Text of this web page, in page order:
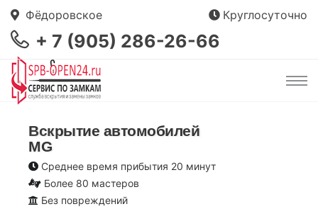
Фёдоровское Круглосуточно
+ 7 (905) 286-26-66
Вскрытие автомобилей
MG
Среднее время прибытия 20 минут
Более 80 мастеров
Без повреждений